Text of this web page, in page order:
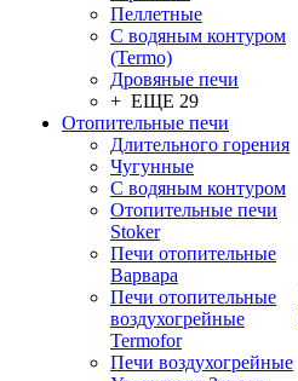
Пеллетные
С водяным контуром
(Termo)
Дровяные печи
+ ЕЩЕ 29
Отопительные печи
Длительного горения
Чугунные
C водяным контуром
Отопительные печи
Stoker
Печи отопительные
Варвара
Печи отопительные
воздухогрейные
Termofor
Печи воздухогрейные